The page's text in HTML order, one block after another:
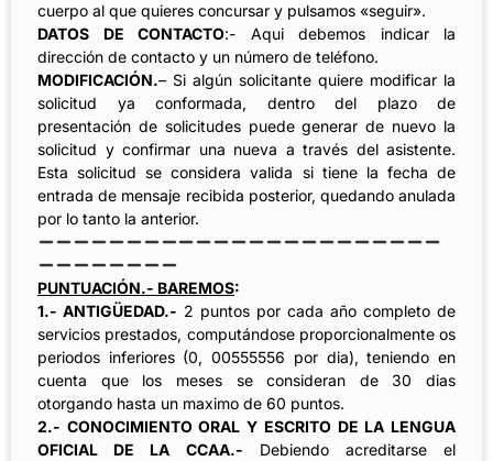
cuerpo al que quieres concursar y pulsamos «seguir».
DATOS DE CONTACTO:- Aqui debemos indicar la
dirección de contacto y un número de teléfono.
MODIFICACIÓN.– Si algún solicitante quiere modificar la
solicitud ya conformada, dentro del plazo de
presentación de solicitudes puede generar de nuevo la
solicitud y confirmar una nueva a través del asistente.
Esta solicitud se considera valida si tiene la fecha de
entrada de mensaje recibida posterior, quedando anulada
por lo tanto la anterior.
PUNTUACIÓN.- BAREMOS:
1.- ANTIGÜEDAD.- 2 puntos por cada año completo de
servicios prestados, computándose proporcionalmente os
periodos inferiores (0, 00555556 por dia), teniendo en
cuenta que los meses se consideran de 30 dias
otorgando hasta un maximo de 60 puntos.
2.- CONOCIMIENTO ORAL Y ESCRITO DE LA LENGUA
OFICIAL DE LA CCAA.- Debiendo acreditarse el